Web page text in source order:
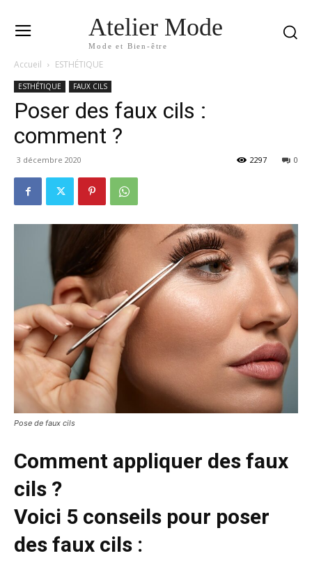
Atelier Mode
Mode et Bien-être
Accueil ESTHÉTIQUE
ESTHÉTIQUE FAUX CILS
Poser des faux cils :
comment ?
3 décembre 2020 0
2297
Pose de faux cils
Comment appliquer des faux
cils ?
Voici 5 conseils pour poser
des faux cils :